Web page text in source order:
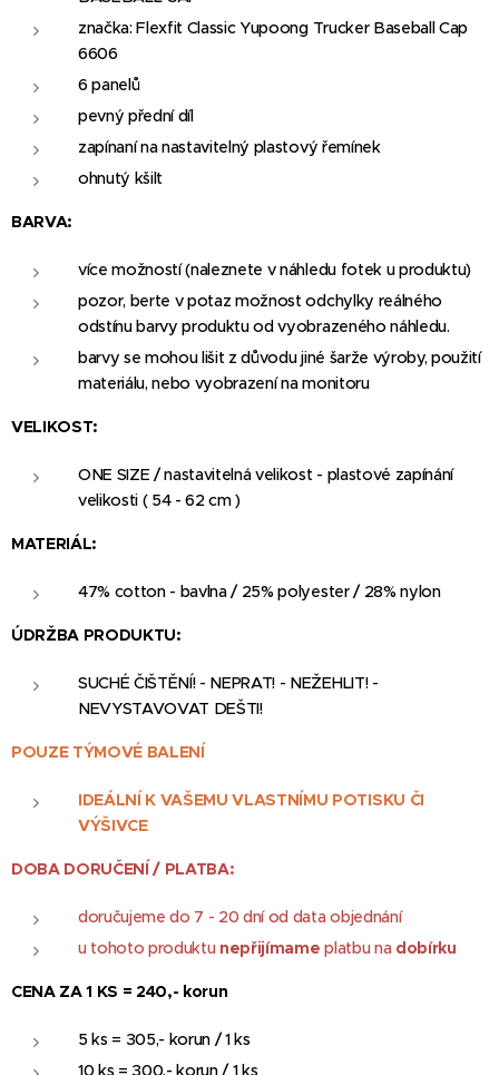
značka: Flexfit Classic Yupoong Trucker Baseball Cap
6606
6 panelů
pevný přední díl
zapínaní na nastavitelný plastový řemínek
ohnutý kšilt
BARVA:
více možností (naleznete v náhledu fotek u produktu)
pozor, berte v potaz možnost odchylky reálného
odstínu barvy produktu od vyobrazeného náhledu.
barvy se mohou lišit z důvodu jiné šarže výroby, použití
materiálu, nebo vyobrazení na monitoru
VELIKOST:
ONE SIZE / nastavitelná velikost - plastové zapínání
velikosti ( 54 - 62 cm )
MATERIÁL:
47% cotton - bavlna / 25% polyester / 28% nylon
ÚDRŽBA PRODUKTU:
SUCHÉ ČIŠTĚNÍ! - NEPRAT! - NEŽEHLIT! -
NEVYSTAVOVAT DEŠTI!
POUZE TÝMOVÉ BALENÍ
IDEÁLNÍ K VAŠEMU VLASTNÍMU POTISKU ČI
VÝŠIVCE
DOBA DORUČENÍ / PLATBA:
doručujeme do 7 - 20 dní od data objednání
u tohoto produktu nepřijímame platbu na dobírku
CENA ZA 1 KS = 240,- korun
5 ks = 305,- korun / 1 ks
10 ks = 300,- korun / 1 ks